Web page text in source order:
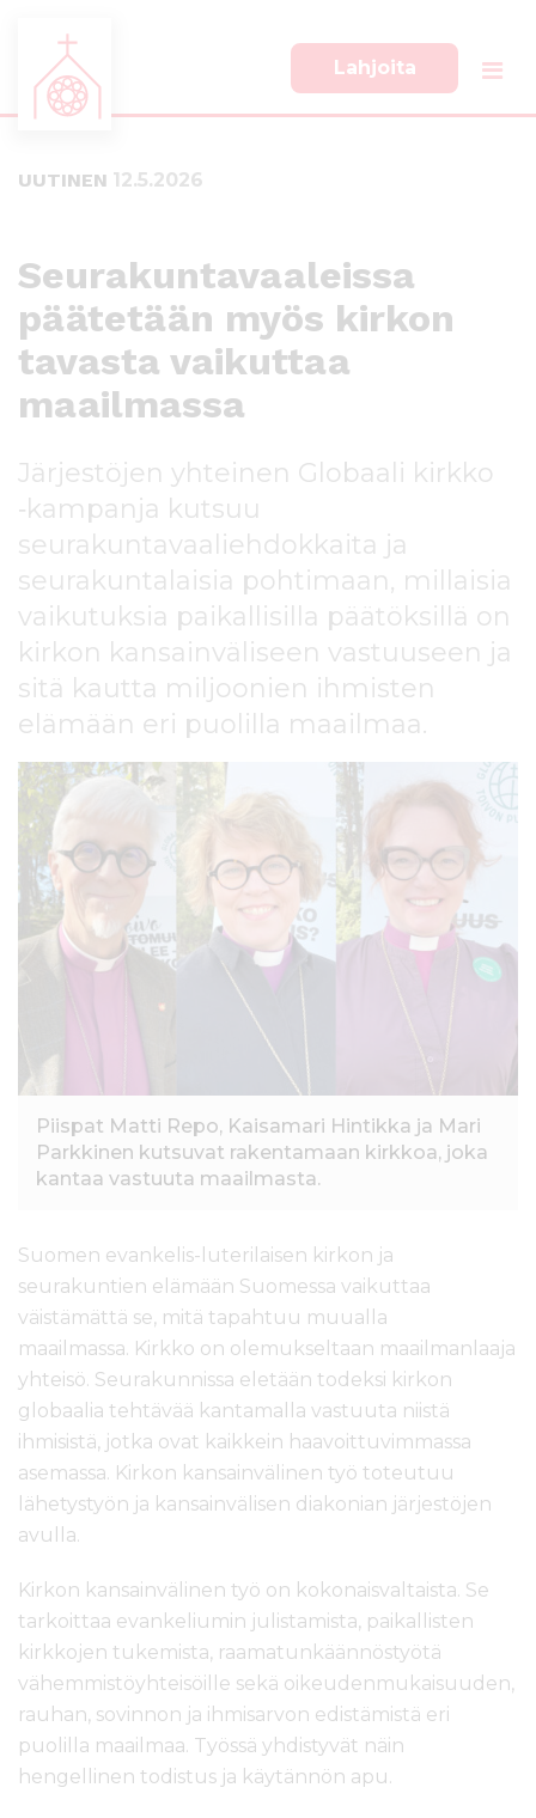
Lahjoita
UUTINEN 12.5.2026
Seurakuntavaaleissa
päätetään myös kirkon
tavasta vaikuttaa
maailmassa
Järjestöjen yhteinen Globaali kirkko
‑kampanja kutsuu
seurakuntavaaliehdokkaita ja
seurakuntalaisia pohtimaan, millaisia
vaikutuksia paikallisilla päätöksillä on
kirkon kansainväliseen vastuuseen ja
sitä kautta miljoonien ihmisten
elämään eri puolilla maailmaa.
Piispat Matti Repo, Kaisamari Hintikka ja Mari
Parkkinen kutsuvat rakentamaan kirkkoa, joka
kantaa vastuuta maailmasta.
Suomen evankelis-luterilaisen kirkon ja
seurakuntien elämään Suomessa vaikuttaa
väistämättä se, mitä tapahtuu muualla
maailmassa. Kirkko on olemukseltaan maailmanlaaja
yhteisö. Seurakunnissa eletään todeksi kirkon
globaalia tehtävää kantamalla vastuuta niistä
ihmisistä, jotka ovat kaikkein haavoittuvimmassa
asemassa. Kirkon kansainvälinen työ toteutuu
lähetystyön ja kansainvälisen diakonian järjestöjen
avulla.
Kirkon kansainvälinen työ on kokonaisvaltaista. Se
tarkoittaa evankeliumin julistamista, paikallisten
kirkkojen tukemista, raamatunkäännöstyötä
vähemmistöyhteisöille sekä oikeudenmukaisuuden,
rauhan, sovinnon ja ihmisarvon edistämistä eri
puolilla maailmaa. Työssä yhdistyvät näin
hengellinen todistus ja käytännön apu.